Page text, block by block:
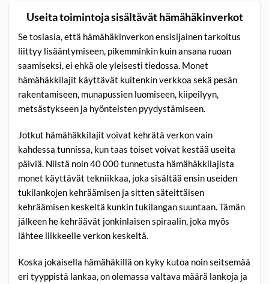
Useita toimintoja sisältävät hämähäkinverkot
Se tosiasia, että hämähäkinverkon ensisijainen tarkoitus
liittyy lisääntymiseen, pikemminkin kuin ansana ruoan
saamiseksi, ei ehkä ole yleisesti tiedossa. Monet
hämähäkkilajit käyttävät kuitenkin verkkoa sekä pesän
rakentamiseen, munapussien luomiseen, kiipeilyyn,
metsästykseen ja hyönteisten pyydystämiseen.
Jotkut hämähäkkilajit voivat kehrätä verkon vain
kahdessa tunnissa, kun taas toiset voivat kestää useita
päiviä. Niistä noin 40 000 tunnetusta hämähäkkilajista
monet käyttävät tekniikkaa, joka sisältää ensin useiden
tukilankojen kehräämisen ja sitten säteittäisen
kehräämisen keskeltä kunkin tukilangan suuntaan. Tämän
jälkeen he kehräävät jonkinlaisen spiraalin, joka myös
lähtee liikkeelle verkon keskeltä.
Koska jokaisella hämähäkillä on kyky kutoa noin seitsemää
eri tyyppistä lankaa, on olemassa valtava määrä lankoja ja